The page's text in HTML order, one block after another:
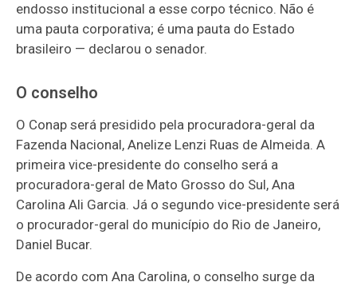
endosso institucional a esse corpo técnico. Não é
uma pauta corporativa; é uma pauta do Estado
brasileiro — declarou o senador.
O conselho
O Conap será presidido pela procuradora-geral da
Fazenda Nacional, Anelize Lenzi Ruas de Almeida. A
primeira vice-presidente do conselho será a
procuradora-geral de Mato Grosso do Sul, Ana
Carolina Ali Garcia. Já o segundo vice-presidente será
o procurador-geral do município do Rio de Janeiro,
Daniel Bucar.
De acordo com Ana Carolina, o conselho surge da